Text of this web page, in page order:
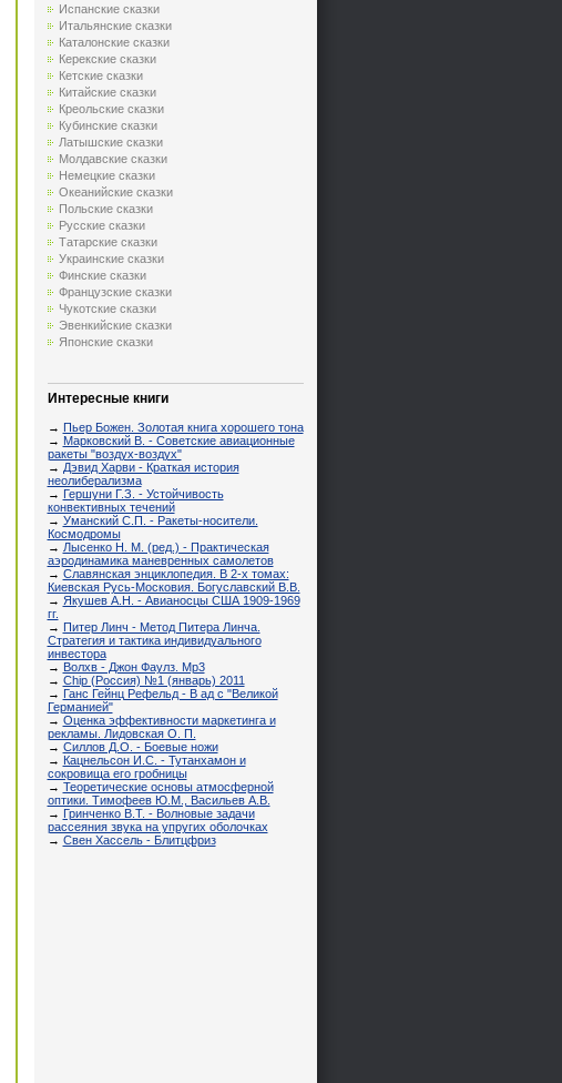
Испанские сказки
Итальянские сказки
Каталонские сказки
Керекские сказки
Кетские сказки
Китайские сказки
Креольские сказки
Кубинские сказки
Латышские сказки
Молдавские сказки
Немецкие сказки
Океанийские сказки
Польские сказки
Русские сказки
Татарские сказки
Украинские сказки
Финские сказки
Французские сказки
Чукотские сказки
Эвенкийские сказки
Японские сказки
Интересные книги
→ Пьер Божен. Золотая книга хорошего тона
→ Марковский В. - Советские авиационные
ракеты "воздух-воздух"
→ Дэвид Харви - Краткая история
неолиберализма
→ Гершуни Г.З. - Устойчивость
конвективных течений
→ Уманский С.П. - Ракеты-носители.
Космодромы
→ Лысенко Н. М. (ред.) - Практическая
аэродинамика маневренных самолетов
→ Славянская энциклопедия. В 2-х томах:
Киевская Русь-Московия. Богуславский В.В.
→ Якушев А.Н. - Авианосцы США 1909-1969
гг.
→ Питер Линч - Метод Питера Линча.
Стратегия и тактика индивидуального
инвестора
→ Волхв - Джон Фаулз. Mp3
→ Chip (Россия) №1 (январь) 2011
→ Ганс Гейнц Рефельд - В ад с "Великой
Германией"
→ Оценка эффективности маркетинга и
рекламы. Лидовская О. П.
→ Силлов Д.О. - Боевые ножи
→ Кацнельсон И.С. - Тутанхамон и
сокровища его гробницы
→ Теоретические основы атмосферной
оптики. Тимофеев Ю.М., Васильев А.В.
→ Гринченко В.Т. - Волновые задачи
рассеяния звука на упругих оболочках
→ Свен Хассель - Блитцфриз